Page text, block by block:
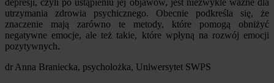
depresji, czyli po ustąpieniu jej objawów, jest niezwykle ważne dla
utrzymania zdrowia psychicznego. Obecnie podkreśla się, że
znaczenie mają zarówno te metody, które pomogą obniżyć
negatywne emocje, ale też takie, które wpłyną na rozwój emocji
pozytywnych.
dr Anna Braniecka, psycholożka, Uniwersytet SWPS